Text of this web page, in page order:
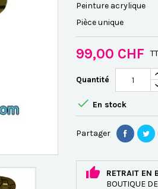
Peinture acrylique
Pièce unique
99,00 CHF
Quantité
 En stock
Partager
RETRAIT EN
BOUTIQUE